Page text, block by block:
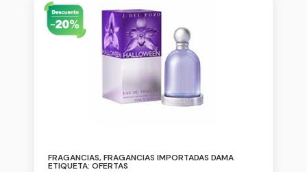
FRAGANCIAS,FRAGANCIAS IMPORTADAS DAMA
ETIQUETA: OFERTAS